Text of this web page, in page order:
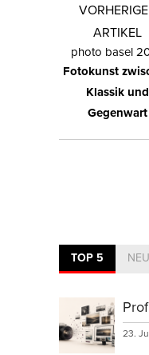
ARTIKEL
photo basel
Fotokunst
Klassik und
Gegenwart
TOP 5
23.